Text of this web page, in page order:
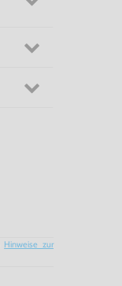
Hinweise zur